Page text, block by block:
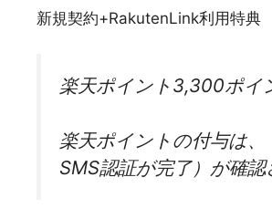
新規契約+RakutenLink利用特典
楽天ポイント3,300ポイ
楽天ポイントの付与は
SMS認証が完了）が確